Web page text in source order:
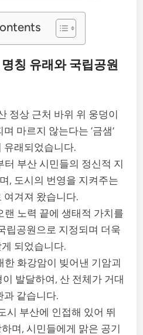
칭 유래와 국립공원
정상 근처 바위 위 웅덩이
마르지 않는다는 ‘금샘’
유래되었습니다.
터 부산 시민들의 정신적 지
, 도시의 번영을 지켜주는
여겨져 왔습니다.
랜 노력 끝에 생태적 가치를
립공원으로 지정되며 더욱
되었습니다.
한 화강암이 빚어낸 기암괴
발달하여, 산 전체가 거대
과 같습니다.
시 부산에 인접해 있어 뛰
며, 시민들에게 맑은 공기